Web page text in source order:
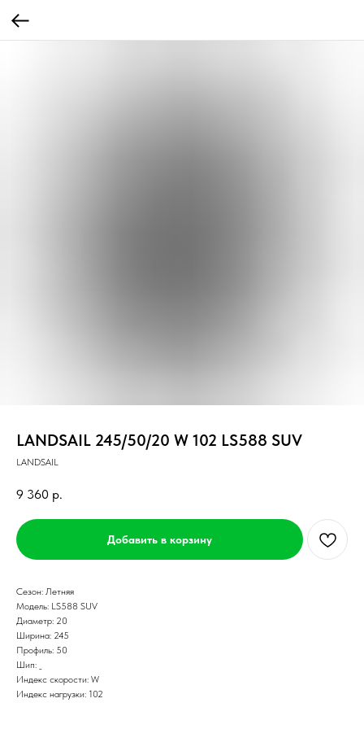
LANDSAIL 245/50/20 W 102 LS588 SUV
LANDSAIL
9 360 р.
Добавить в корзину
Сезон: Летняя
Модель: LS588 SUV
Диаметр: 20
Ширина: 245
Профиль: 50
Шип: _
Индекс скорости: W
Индекс нагрузки: 102